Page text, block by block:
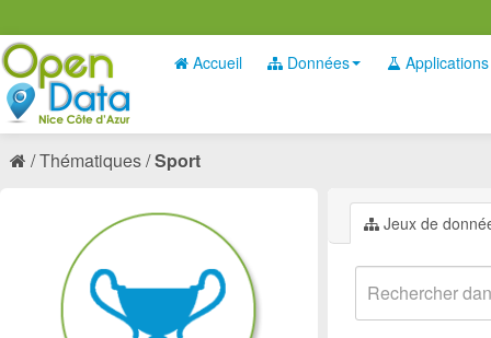
Accueil Données Applications
Thématiques Sport
Jeux de